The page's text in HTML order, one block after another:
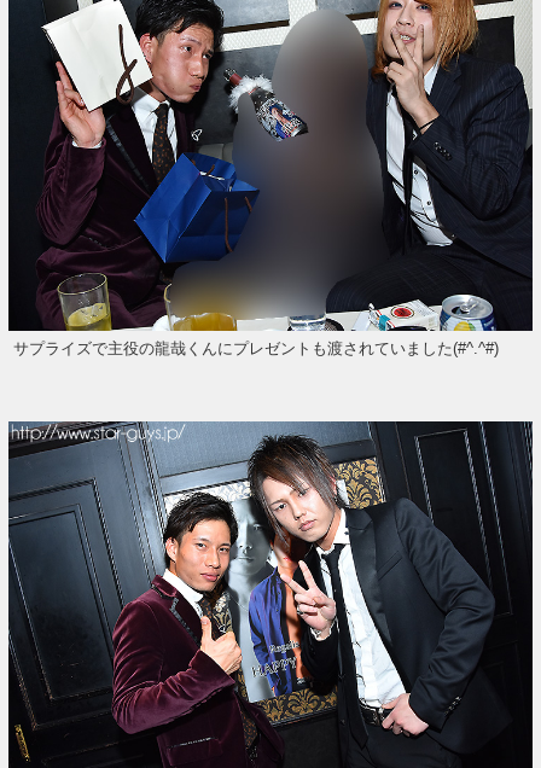
サプライズで主役の龍哉くんにプレゼントも渡されていました(#^.^#)